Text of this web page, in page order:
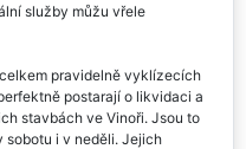
služby můžu vřele
pravidelně vyklízecích
postarají o likvidaci a
stavbách ve Vinoři. Jsou to
sobotu i v neděli. Jejich